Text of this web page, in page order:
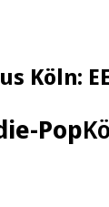
Köln:
Pop